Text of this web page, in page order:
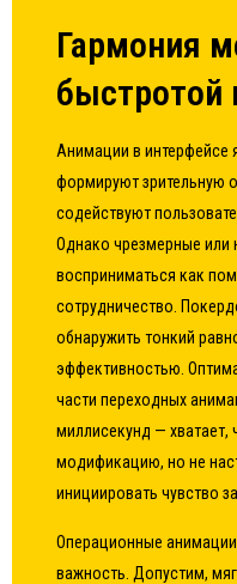
Гармония
быстротой
Анимации в интерфейсе
формируют зрительную
содействуют
Однако чрезмерные или
восприниматься как
сотрудничество.
обнаружить тонкий
эффективностью.
части переходных
миллисекунд — хватает,
модификацию, но не
инициировать чувство
Операционные
важность. Допустим,